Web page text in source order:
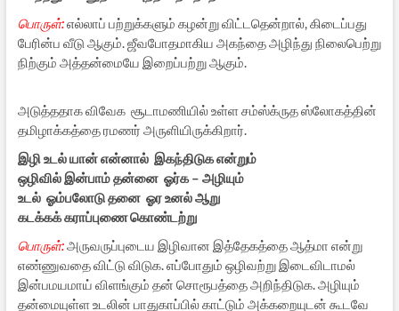
பொருள்:எல்லாப் பற்றுக்களும் கழன்று விட்டதென்றால், கிடைப்பது
பேரின்ப வீடு ஆகும். ஜீவபோதமாகிய அகந்தை அழிந்து நிலைபெற்று
நிற்கும் அத்தன்மையே இறைப்பற்று ஆகும்.
அடுத்ததாக விவேக சூடாமணியில் உள்ள சம்ஸ்க்ருத ஸ்லோகத்தின்
தமிழாக்கத்தை ரமணர் அருளியிருக்கிறார்.
இழி உடல் யான் என்னால் இகந்திடுக என்றும்
ஒழிவில் இன்பாம் தன்னை ஓர்க – அழியும்
உடல் ஓம்பலோடு தனை ஓர உனல் ஆறு
கடக்கக் கராப்புணை கொண்டற்று
பொருள்:அருவருப்புடைய இழிவான இத்தேகத்தை ஆத்மா என்று
எண்ணுவதை விட்டு விடுக. எப்போதும் ஒழிவற்று இடைவிடாமல்
இன்பமயமாய் விளங்கும் தன் சொரூபத்தை அறிந்திடுக. அழியும்
தன்மையுள்ள உடலின் பாதுகாப்பில் காட்டும் அக்கறையுடன் கூடவே